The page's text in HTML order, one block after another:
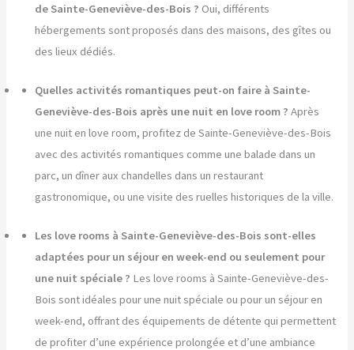
de Sainte-Geneviève-des-Bois ? Oui, différents
hébergements sont proposés dans des maisons, des gîtes ou
des lieux dédiés.
Quelles activités romantiques peut-on faire à Sainte-
Geneviève-des-Bois après une nuit en love room ? Après
une nuit en love room, profitez de Sainte-Geneviève-des-Bois
avec des activités romantiques comme une balade dans un
parc, un dîner aux chandelles dans un restaurant
gastronomique, ou une visite des ruelles historiques de la ville.
Les love rooms à Sainte-Geneviève-des-Bois sont-elles
adaptées pour un séjour en week-end ou seulement pour
une nuit spéciale ? Les love rooms à Sainte-Geneviève-des-
Bois sont idéales pour une nuit spéciale ou pour un séjour en
week-end, offrant des équipements de détente qui permettent
de profiter d’une expérience prolongée et d’une ambiance